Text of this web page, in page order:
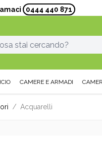
0444 440 871
CAMERE E ARMADI
/ Acquarelli